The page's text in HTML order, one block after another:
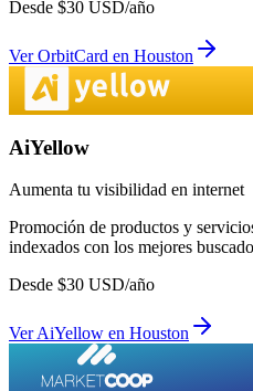
Desde $30 USD/año
VerOrbitCard en Houston
AiYellow
Aumenta tu visibilidad en internet
Promoción de productos y
indexados con los mejores
Desde $30 USD/año
VerAiYellow en Houston